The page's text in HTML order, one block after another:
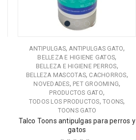
ANTIPULGAS,ANTIPULGAS GATO,
BELLEZA E HIGIENE GATOS,
BELLEZA E HIGIENE PERROS,
BELLEZA MASCOTAS, CACHORROS,
NOVEDADES, PET GROOMING,
PRODUCTOS GATO,
TODOS LOS PRODUCTOS,TOONS,
TOONS GATO
Talco Toons antipulgas para perros y
gatos